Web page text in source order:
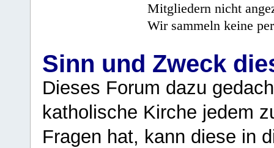
Mitgliedern nicht
Wir sammeln keine
Sinn und Zweck
Dieses Forum dazu
katholische Kirche jedem
Fragen hat, kann diese in